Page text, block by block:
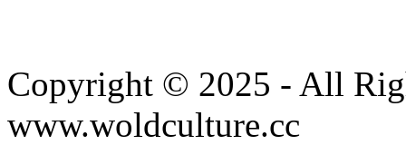
Copyright © 2025 - All
www.woldculture.cc